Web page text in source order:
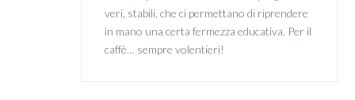
veri, stabili, che ci permettano di riprendere
in mano una certa fermezza educativa. Per il
caffè… sempre volentieri!